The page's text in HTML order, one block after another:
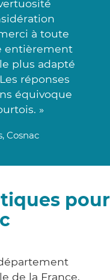
à toute
entièrement
plus adapté
réponses
équivoque
»
Cosnac
pour
de la France,